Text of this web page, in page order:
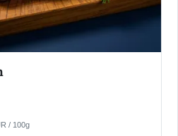
/ 100g